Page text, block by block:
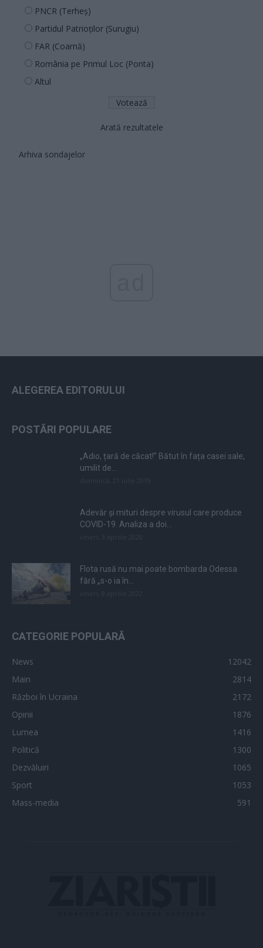
PNCR (Terheș)
Partidul Patrioților (Surugiu)
FAR (Coarnă)
România pe Primul Loc (Ponta)
Altul
Arată rezultatele
Arhiva sondajelor
ALEGEREA EDITORULUI
POSTĂRI POPULARE
„Adio, țară de căcat!” Bătut în fața casei sale,
umilit de...
Adevăr și mituri despre virusul care produce
COVID-19. Analiza a doi...
Flota rusă nu mai poate bombarda Odessa
fără „s-o ia în...
CATEGORIE POPULARĂ
News
12042
Main
2814
Război în Ucraina
2172
Opinii
1876
Lumea
1416
Politică
1300
Dezvăluiri
1065
Sport
1053
Mass-media
591